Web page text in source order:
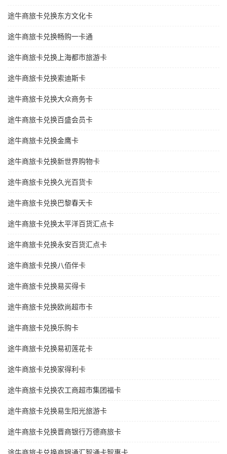
途牛商旅卡兑换东方文化卡
途牛商旅卡兑换畅购一卡通
途牛商旅卡兑换上海都市旅游卡
途牛商旅卡兑换索迪斯卡
途牛商旅卡兑换大众商务卡
途牛商旅卡兑换百盛会员卡
途牛商旅卡兑换金鹰卡
途牛商旅卡兑换新世界购物卡
途牛商旅卡兑换久光百货卡
途牛商旅卡兑换巴黎春天卡
途牛商旅卡兑换太平洋百货汇点卡
途牛商旅卡兑换永安百货汇点卡
途牛商旅卡兑换八佰伴卡
途牛商旅卡兑换易买得卡
途牛商旅卡兑换欧尚超市卡
途牛商旅卡兑换乐购卡
途牛商旅卡兑换易初莲花卡
途牛商旅卡兑换家得利卡
途牛商旅卡兑换农工商超市集团福卡
途牛商旅卡兑换易生阳光旅游卡
途牛商旅卡兑换晋商银行万德商旅卡